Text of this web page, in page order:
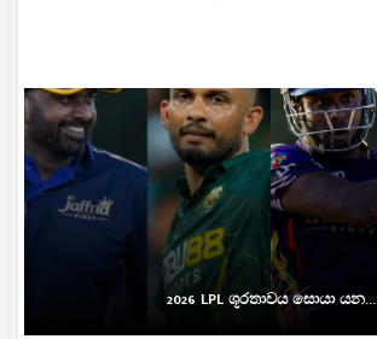
2026 LPL ශූරතාවය සොයා යන...